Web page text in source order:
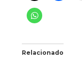
Relacionado